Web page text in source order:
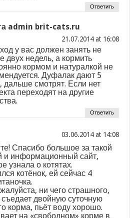
Ответить
admin brit-cats.ru
at
у вас должен занять не
двух недель, а кормить
кормом и натуралкой не
Дуфалак дают 5
дальше смотрят. Если нет
переходят на другие
Ответить
at
Спасибо большое за такой
и информационный сайт,
узнала о котятах.
котёнок, ей сейчас 4
ни чего страшного,
съедает двойную суточную
корма, пьёт воду хорошо.
на «свободном» корме в